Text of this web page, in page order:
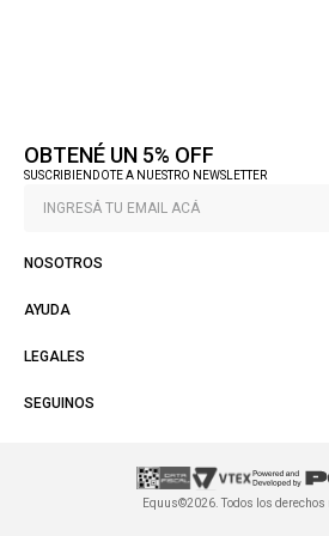
OBTENÉ UN 5% OFF
SUSCRIBIENDOTE A NUESTRO NEWSLETTER
NOSOTROS
AYUDA
LEGALES
SEGUINOS
Equus©2026. Todos los derechos